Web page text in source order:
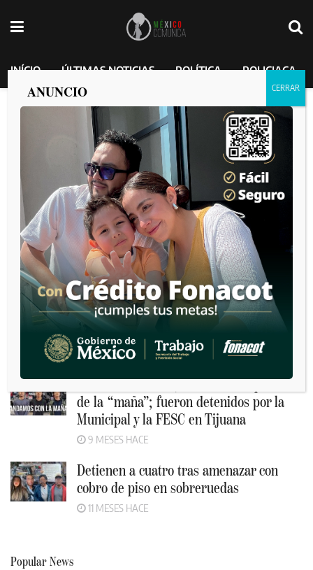
INÍCIO ÚLTIMAS NOTICIAS POLÍTICA POLICIACA
Etiqueta:narcomantas
“Maña” le deja narcomantas a gobierno de Román Cota y
les recuerda el dinero que reciben cada mes
porMEXICO COMUNICA 2025-09-08
Crimen organizado continúa con reclamos mediante
narcomantas
porMEXICO COMUNICA 2025-08-28
La Municipal agarra a tres por dejar mantas del tal
“Ingeniero”
porMEXICO COMUNICA 2025-06-18
Recommended
Caen tres sicarios, charolearon que eran
de la “maña”; fueron detenidos por la
Municipal y la FESC en Tijuana
9 MESES HACE
Detienen a cuatro tras amenazar con
cobro de piso en sobreruedas
11 MESES HACE
Popular News
ANUNCIO